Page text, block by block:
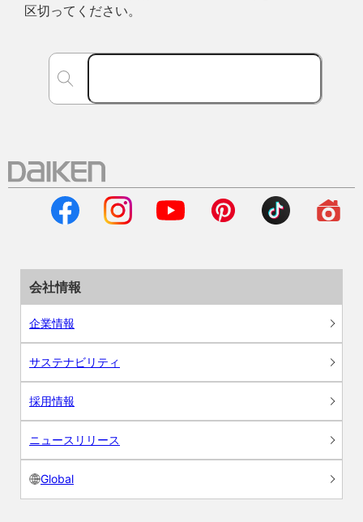
区切ってください。
会社情報
企業情報
サステナビリティ
採用情報
ニュースリリース
Global